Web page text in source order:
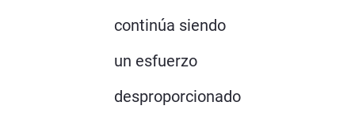
continúa siendo
un esfuerzo
desproporcionado